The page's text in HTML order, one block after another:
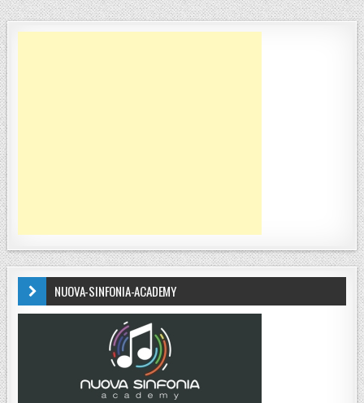
NUOVA-SINFONIA-ACADEMY